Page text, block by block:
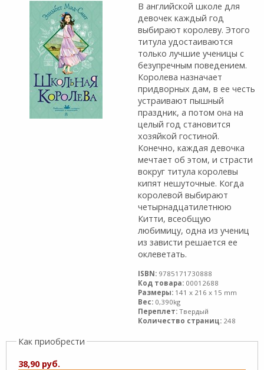
В английской школе для
девочек каждый год
выбирают королеву. Этого
титула удостаиваются
только лучшие ученицы с
безупречным поведением.
Королева назначает
придворных дам, в ее честь
устраивают пышный
праздник, а потом она на
целый год становится
хозяйкой гостиной.
Конечно, каждая девочка
мечтает об этом, и страсти
вокруг титула королевы
кипят нешуточные. Когда
королевой выбирают
четырнадцатилетнюю
Китти, всеобщую
любимицу, одна из учениц
из зависти решается ее
оклеветать.
ISBN: 9785171730888
Код товара: 00012688
Размеры: 141 x 216 x 15 mm
Вес: 0,390kg
Переплет: Твердый
Количество страниц: 248
Как приобрести
38,90 руб.